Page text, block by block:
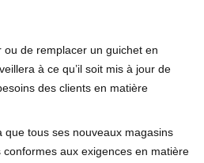
de remplacer un guichet en
à ce qu’il soit mis à jour de
des clients en matière
que tous ses nouveaux magasins
aux exigences en matière